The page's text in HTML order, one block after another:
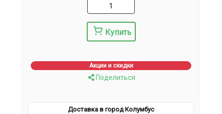
Купить
Акции и скидки
Поделиться
Доставка в город Колумбус